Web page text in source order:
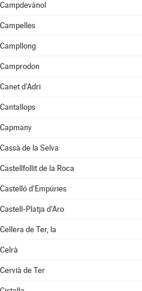
Campdevànol
Campelles
Campllong
Camprodon
Canet d'Adri
Cantallops
Capmany
Cassà de la Selva
Castellfollit de la Roca
Castelló d'Empúries
Castell-Platja d'Aro
Cellera de Ter, la
Celrà
Cervià de Ter